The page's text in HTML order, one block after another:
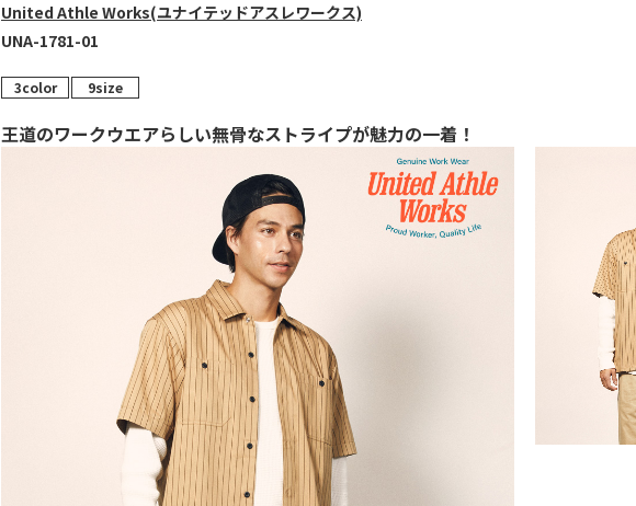
United Athle Works(ユナイテッドアスレワークス)
UNA-1781-01
3color 9size
王道のワークウエアらしい無骨なストライプが魅力の一着！